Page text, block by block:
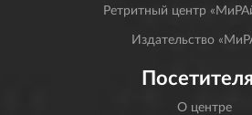
Ретритный центр
Издательство
О центре